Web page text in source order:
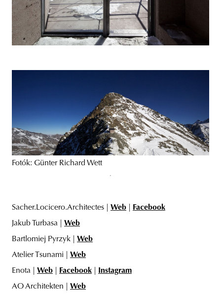
Fotók: Günter Richard Wett
Sacher.Locicero.Architectes | Web
Facebook
Jakub Turbasa | Web
Bartlomiej Pyrzyk | Web
Atelier Tsunami | Web
Enota | Web Facebook
Instagram
AO Architekten | Web